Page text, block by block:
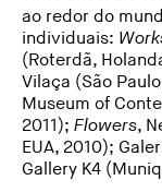
ao redor do
individuais:
(Roterdã,
Vilaça (São
Museum of
2011); Flowers,
EUA, 2010);
Gallery K4